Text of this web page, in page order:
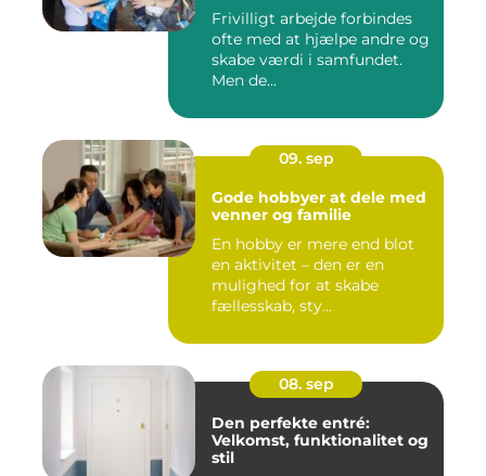
Frivilligt arbejde forbindes
ofte med at hjælpe andre og
skabe værdi i samfundet.
Men de...
09. sep
Gode hobbyer at dele med
venner og familie
En hobby er mere end blot
en aktivitet – den er en
mulighed for at skabe
fællesskab, sty...
08. sep
Den perfekte entré:
Velkomst, funktionalitet og
stil